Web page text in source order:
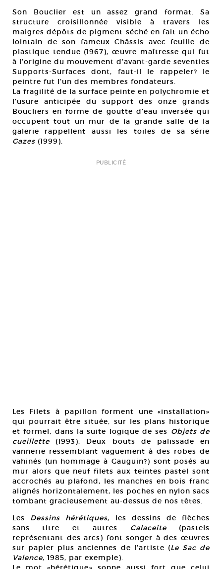
Son Bouclier est un assez grand format. Sa
structure croisillonnée visible à travers les
maigres dépôts de pigment séché en fait un écho
lointain de son fameux Châssis avec feuille de
plastique tendue (1967), œuvre maîtresse qui fut
à l’origine du mouvement d’avant-garde seventies
Supports-Surfaces dont, faut-il le rappeler? le
peintre fut l’un des membres fondateurs.
La fragilité de la surface peinte en polychromie et
l’usure anticipée du support des onze grands
Boucliers en forme de goutte d’eau inversée qui
occupent tout un mur de la grande salle de la
galerie rappellent aussi les toiles de sa série
Gazes (1999).
PUBLICITÉ
Les Filets à papillon forment une «installation»
qui pourrait être située, sur les plans historique
et formel, dans la suite logique de ses Objets de
cueillette (1993). Deux bouts de palissade en
vannerie ressemblant vaguement à des robes de
vahinés (un hommage à Gauguin?) sont posés au
mur alors que neuf filets aux teintes pastel sont
accrochés au plafond, les manches en bois franc
alignés horizontalement, les poches en nylon sacs
tombant gracieusement au-dessus de nos têtes.
Les Dessins hérétiques, les dessins de flèches
sans titre et autres Calaceite(pastels
représentant des arcs) font songer à des œuvres
sur papier plus anciennes de l’artiste (Le Sac de
Valence, 1985, par exemple).